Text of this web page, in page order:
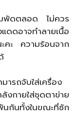
พัดตลอด ไม่ควร
ดดอาจทำลายเนื้อ
ะคะ ความร้อนจาก
ารถจับใส่เครื่อง
กายใส่ชุดตาข่าย
กันทั้งในขณะที่ซัก